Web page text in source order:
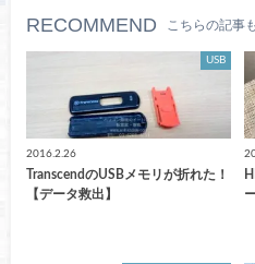
RECOMMEND こちらの記事
USB
2016.2.26
TranscendのUSBメモリが折れた！
【データ救出】